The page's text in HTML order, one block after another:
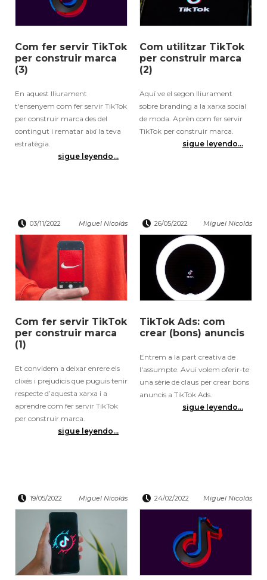
Com fer servir TikTok
per construir marca
(3)
En aquest lliurament
t'ensenyem com fer servir TikTok
per construir marca des del
contingut i rematar així la teva
estratègia.
sigue leyendo...
Com utilitzar TikTok
per construir marca
(2)
Aquí ve el segon lliurament
sobre branding a la xarxa social
de moda. Aprèn com fer servir
TikTok per construir marca.
sigue leyendo...
03/11/2022 Miguel Nicolás
Com fer servir TikTok
per construir marca
(1)
Et convidem a deixar enrere els
clixés i prejudicis que puguis tenir
respecte d’aquesta xarxa i a
aprendre com fer servir TikTok
per construir marca.
sigue leyendo...
26/05/2022 Miguel Nicolás
TikTok Ads: com
crear (bons) anuncis
Entrem a la part creativa de
l'assumpte. Avui volem oferir-te
una sèrie de claus per crear bons
anuncis a TikTok Ads.
sigue leyendo...
19/05/2022 Miguel Nicolás 24/02/2022 Miguel Nicolás